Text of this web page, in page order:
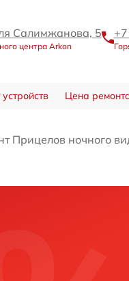
Салимжанова, 5
центра Arkon
Цена
Прицелов ночного